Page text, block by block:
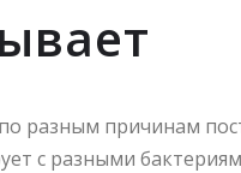
разным причинам
с разными